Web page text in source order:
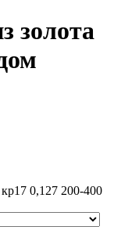
золота
0,127 200-400